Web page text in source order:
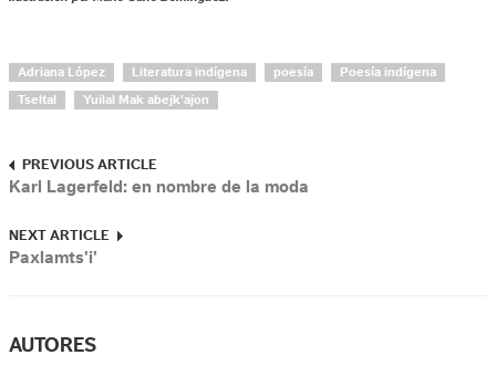
Adriana López Literatura indígena poesía Poesía indígena
Tseltal Yuilal Mak abejk'ajon
PREVIOUS ARTICLE
Karl Lagerfeld: en nombre de la moda
NEXT ARTICLE
Paxlamts'i'
AUTORES